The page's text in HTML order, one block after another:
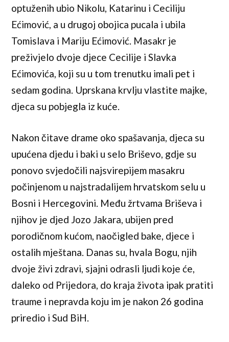
optuženih ubio Nikolu, Katarinu i Ceciliju
Ećimović, a u drugoj obojica pucala i ubila
Tomislava i Mariju Ećimović. Masakr je
preživjelo dvoje djece Cecilije i Slavka
Ećimovića, koji su u tom trenutku imali pet i
sedam godina. Uprskana krvlju vlastite majke,
djeca su pobjegla iz kuće.
Nakon čitave drame oko spašavanja, djeca su
upućena djedu i baki u selo Briševo, gdje su
ponovo svjedočili najsvirepijem masakru
počinjenom u najstradalijem hrvatskom selu u
Bosni i Hercegovini. Među žrtvama Briševa i
njihov je djed Jozo Jakara, ubijen pred
porodičnom kućom, naočigled bake, djece i
ostalih mještana. Danas su, hvala Bogu, njih
dvoje živi zdravi, sjajni odrasli ljudi koje će,
daleko od Prijedora, do kraja života ipak pratiti
traume i nepravda koju im je nakon 26 godina
priredio i Sud BiH.